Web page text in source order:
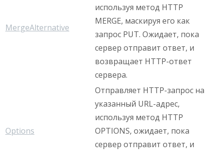
MergeAlternative
используя метод HTTP
MERGE, маскируя его как
запрос PUT. Ожидает, пока
сервер отправит ответ, и
возвращает HTTP-ответ
сервера.
Options
Отправляет HTTP-запрос на
указанный URL-адрес,
используя метод HTTP
OPTIONS, ожидает, пока
сервер отправит ответ, и